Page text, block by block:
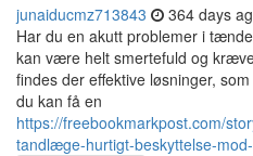
junaiducmz713843 364 days
Har du en akutt problemer i
kan være helt smertefuld og
findes der effektive løsninger,
du kan få en
https://freebookmarkpost.com/
tandlæge-hurtigt-beskyttelse-